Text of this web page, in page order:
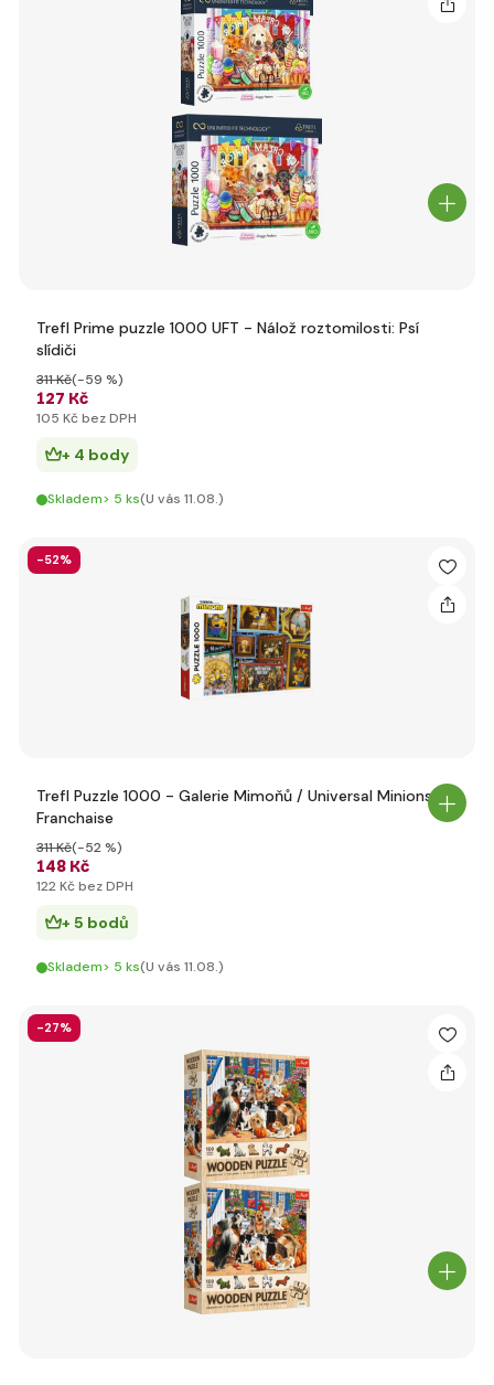
Trefl Prime puzzle 1000 UFT - Nálož roztomilosti: Psí
slídiči
127 Kč
311 Kč(-59 %)
105 Kč bez DPH
+ 4 body
Skladem> 5 ks(U vás 11.08.)
-52%
Trefl Puzzle 1000 - Galerie Mimoňů / Universal Minions
Franchaise
148 Kč
311 Kč(-52 %)
122 Kč bez DPH
+ 5 bodů
Skladem> 5 ks(U vás 11.08.)
-27%